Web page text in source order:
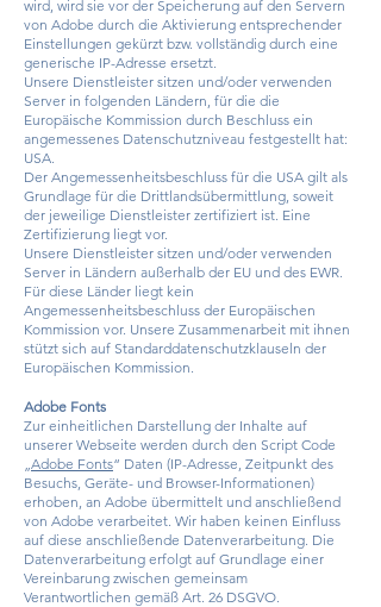
wird, wird sie vor der Speicherung auf den Servern
von Adobe durch die Aktivierung entsprechender
Einstellungen gekürzt bzw. vollständig durch eine
generische IP-Adresse ersetzt.
Unsere Dienstleister sitzen und/oder verwenden
Server in folgenden Ländern, für die die
Europäische Kommission durch Beschluss ein
angemessenes Datenschutzniveau festgestellt hat:
USA.
Der Angemessenheitsbeschluss für die USA gilt als
Grundlage für die Drittlandsübermittlung, soweit
der jeweilige Dienstleister zertifiziert ist. Eine
Zertifizierung liegt vor.
Unsere Dienstleister sitzen und/oder verwenden
Server in Ländern außerhalb der EU und des EWR.
Für diese Länder liegt kein
Angemessenheitsbeschluss der Europäischen
Kommission vor. Unsere Zusammenarbeit mit ihnen
stützt sich auf Standarddatenschutzklauseln der
Europäischen Kommission.
Adobe Fonts
Zur einheitlichen Darstellung der Inhalte auf
unserer Webseite werden durch den Script Code
Adobe Fonts“ Daten (IP-Adresse, Zeitpunkt des
Besuchs, Geräte- und Browser-Informationen)
erhoben, an Adobe übermittelt und anschließend
von Adobe verarbeitet. Wir haben keinen Einfluss
auf diese anschließende Datenverarbeitung. Die
Datenverarbeitung erfolgt auf Grundlage einer
Vereinbarung zwischen gemeinsam
Verantwortlichen gemäß Art. 26 DSGVO.